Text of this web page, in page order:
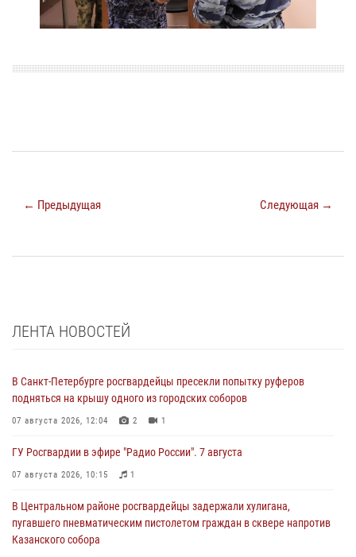
← Предыдущая Следующая →
ЛЕНТА НОВОСТЕЙ
В Санкт-Петербурге росгвардейцы пресекли попытку руферов
подняться на крышу одного из городских соборов
07 августа 2026, 12:04 2 1
ГУ Росгвардии в эфире "Радио России". 7 августа
07 августа 2026, 10:15 1
В Центральном районе росгвардейцы задержали хулигана,
пугавшего пневматическим пистолетом граждан в сквере напротив
Казанского собора